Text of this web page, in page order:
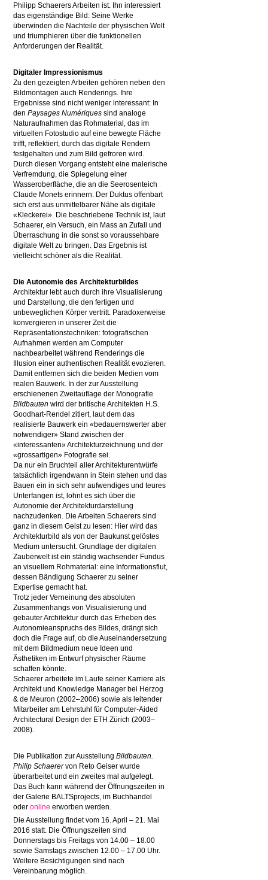
Philipp Schaerers Arbeiten ist. Ihn interessiert
das eigenständige Bild: Seine Werke
überwinden die Nachteile der physischen Welt
und triumphieren über die funktionellen
Anforderungen der Realität.
Digitaler Impressionismus
Zu den gezeigten Arbeiten gehören neben den
Bildmontagen auch Renderings. Ihre
Ergebnisse sind nicht weniger interessant: In
denPaysages Numériques sind analoge
Naturaufnahmen das Rohmaterial, das im
virtuellen Fotostudio auf eine bewegte Fläche
trifft, reflektiert, durch das digitale Rendern
festgehalten und zum Bild gefroren wird.
Durch diesen Vorgang entsteht eine malerische
Verfremdung, die Spiegelung einer
Wasseroberfläche, die an die Seerosenteich
Claude Monets erinnern. Der Duktus offenbart
sich erst aus unmittelbarer Nähe als digitale
«Kleckerei». Die beschriebene Technik ist, laut
Schaerer, ein Versuch, ein Mass an Zufall und
Überraschung in die sonst so voraussehbare
digitale Welt zu bringen. Das Ergebnis ist
vielleicht schöner als die Realität.
Die Autonomie des Architekturbildes
Architektur lebt auch durch ihre Visualisierung
und Darstellung, die den fertigen und
unbeweglichen Körper vertritt. Paradoxerweise
konvergieren in unserer Zeit die
Repräsentationstechniken: fotografischen
Aufnahmen werden am Computer
nachbearbeitet während Renderings die
Illusion einer authentischen Realität evozieren.
Damit entfernen sich die beiden Medien vom
realen Bauwerk. In der zur Ausstellung
erschienenen Zweitauflage der Monografie
Bildbauten wird der britische Architekten H.S.
Goodhart-Rendel zitiert, laut dem das
realisierte Bauwerk ein «bedauernswerter aber
notwendiger» Stand zwischen der
«interessanten» Architekturzeichnung und der
«grossartigen» Fotografie sei.
Da nur ein Bruchteil aller Architekturentwürfe
tatsächlich irgendwann in Stein stehen und das
Bauen ein in sich sehr aufwendiges und teures
Unterfangen ist, lohnt es sich über die
Autonomie der Architekturdarstellung
nachzudenken. Die Arbeiten Schaerers sind
ganz in diesem Geist zu lesen: Hier wird das
Architekturbild als von der Baukunst gelöstes
Medium untersucht. Grundlage der digitalen
Zauberwelt ist ein ständig wachsender Fundus
an visuellem Rohmaterial: eine Informationsflut,
dessen Bändigung Schaerer zu seiner
Expertise gemacht hat.
Trotz jeder Verneinung des absoluten
Zusammenhangs von Visualisierung und
gebauter Architektur durch das Erheben des
Autonomieanspruchs des Bildes, drängt sich
doch die Frage auf, ob die Auseinandersetzung
mit dem Bildmedium neue Ideen und
Ästhetiken im Entwurf physischer Räume
schaffen könnte.
Schaerer arbeitete im Laufe seiner Karriere als
Architekt und Knowledge Manager bei Herzog
& de Meuron (2002–2006) sowie als leitender
Mitarbeiter am Lehrstuhl für Computer-Aided
Architectural Design der ETH Zürich (2003–
2008).
Die Publikation zur AusstellungBildbauten.
Philip Schaerervon Reto Geiser wurde
überarbeitet und ein zweites mal aufgelegt.
Das Buch kann während der Öffnungszeiten in
der Galerie BALTSprojects, im Buchhandel
oderonline erworben werden.
Die Ausstellung findet vom 16. April – 21. Mai
2016 statt. Die Öffnungszeiten sind
Donnerstags bis Freitags von 14.00 – 18.00
sowie Samstags zwischen 12.00 – 17.00 Uhr.
Weitere Besichtigungen sind nach
Vereinbarung möglich.